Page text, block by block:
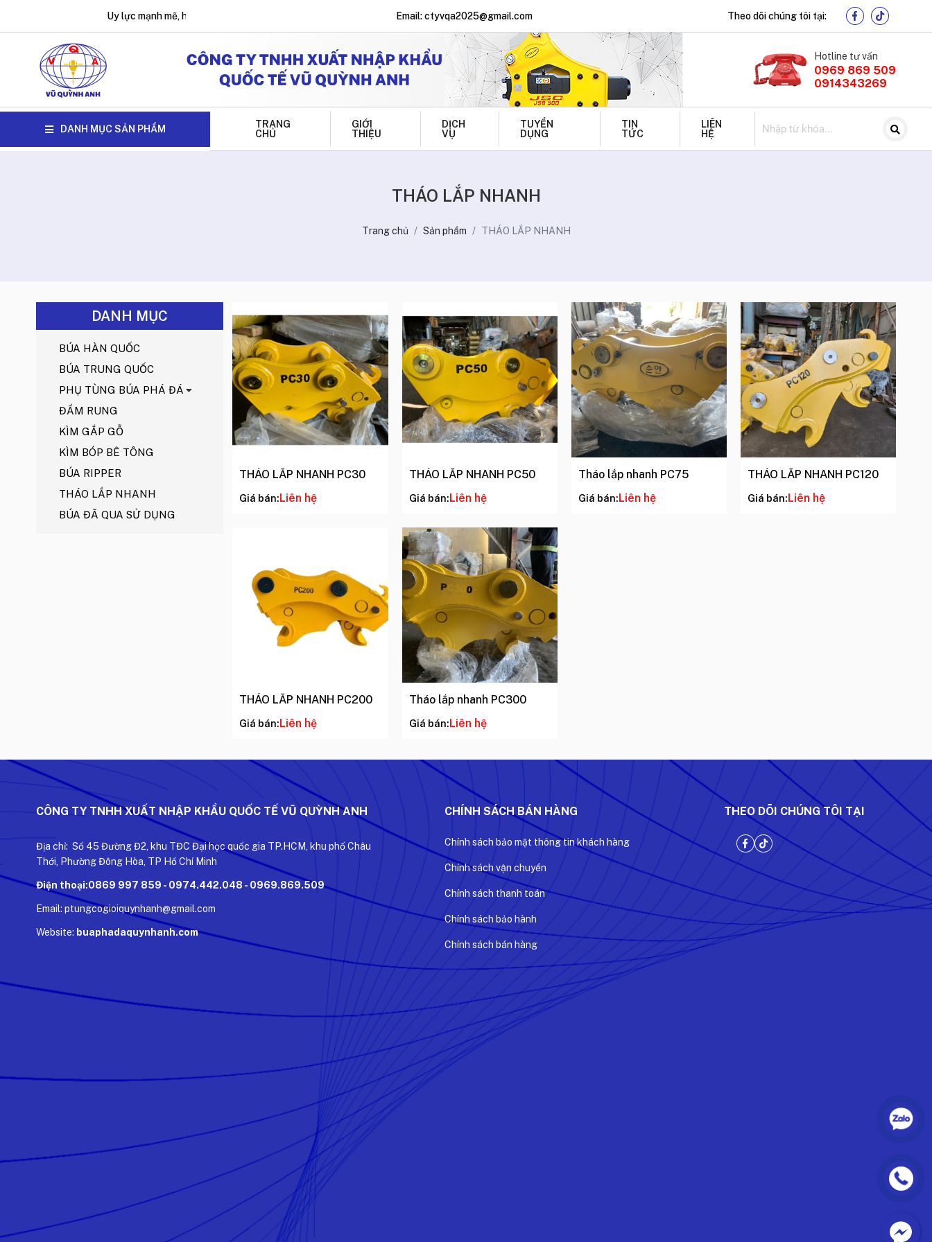
Uy lực mạnh mẽ, hiệu quả tối ưu ! Email: ctyvqa2025@gmail.com Theo dõi chúng tôi tại:
Hotline tư vấn
0969 869 509
0914343269
DANH MỤC SẢN PHẨM
TRANG
CHỦ
GIỚI
THIỆU
DỊCH
VỤ
TUYỂN
DỤNG
TIN
TỨC
LIÊN
HỆ
THÁO LẮP NHANH
Trang chủ Sản phẩm THÁO LẮP NHANH
DANH MỤC
BÚA HÀN QUỐC
BÚA TRUNG QUỐC
PHỤ TÙNG BÚA PHÁ ĐÁ
ĐẦM RUNG
KÌM GẮP GỖ
KÌM BÓP BÊ TÔNG
BÚA RIPPER
THÁO LẮP NHANH
BÚA ĐÃ QUA SỬ DỤNG
THÁO LẮP NHANH PC30
Giá bán: Liên hệ
THÁO LẮP NHANH PC50
Giá bán: Liên hệ
Tháo lắp nhanh PC75
Giá bán: Liên hệ
THÁO LẮP NHANH PC120
Giá bán: Liên hệ
THÁO LẮP NHANH PC200
Giá bán: Liên hệ
Tháo lắp nhanh PC300
Giá bán: Liên hệ
CÔNG TY TNHH XUẤT NHẬP KHẨU QUỐC TẾ VŨ QUỲNH ANH
Địa chỉ: Số 45 Đường Đ2, khu TĐC Đại học quốc gia TP.HCM, khu phố Châu
Thới, Phường Đông Hòa, TP Hồ Chí Minh
Điện thoại:0869 997 859 - 0974.442.048 - 0969.869.509
Email: ptungcogioiquynhanh@gmail.com
Website: buaphadaquynhanh.com
CHÍNH SÁCH BÁN HÀNG
Chính sách bảo mật thông tin khách hàng
Chính sách vận chuyển
Chính sách thanh toán
Chính sách bảo hành
Chính sách bán hàng
THEO DÕI CHÚNG TÔI TẠI